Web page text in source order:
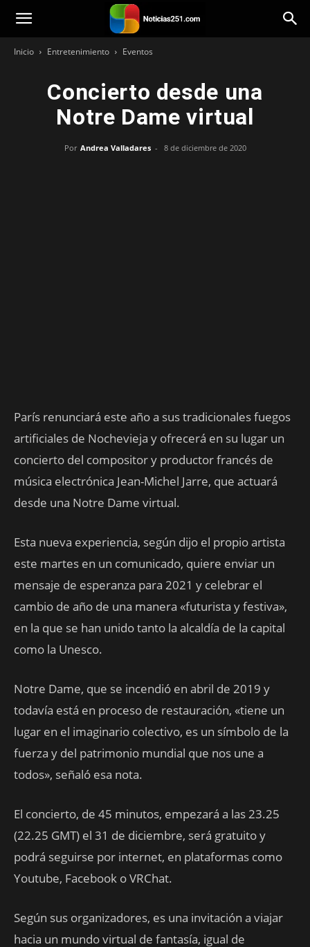
Noticias251
Inicio Entretenimiento Eventos
Concierto desde una
Notre Dame virtual
Por Andrea Valladares - 8 de diciembre de 2020
París renunciará este año a sus tradicionales fuegos
artificiales de Nochevieja y ofrecerá en su lugar un
concierto del compositor y productor francés de
música electrónica Jean-Michel Jarre, que actuará
desde una Notre Dame virtual.
Esta nueva experiencia, según dijo el propio artista
este martes en un comunicado, quiere enviar un
mensaje de esperanza para 2021 y celebrar el
cambio de año de una manera «futurista y festiva»,
en la que se han unido tanto la alcaldía de la capital
como la Unesco.
Notre Dame, que se incendió en abril de 2019 y
todavía está en proceso de restauración, «tiene un
lugar en el imaginario colectivo, es un símbolo de la
fuerza y del patrimonio mundial que nos une a
todos», señaló esa nota.
El concierto, de 45 minutos, empezará a las 23.25
(22.25 GMT) el 31 de diciembre, será gratuito y
podrá seguirse por internet, en plataformas como
Youtube, Facebook o VRChat.
Según sus organizadores, es una invitación a viajar
hacia un mundo virtual de fantasía, igual de